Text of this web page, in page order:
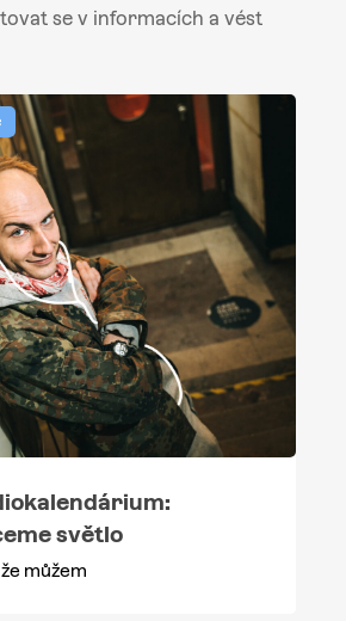
se v informacích a vést
světlo
že můžem